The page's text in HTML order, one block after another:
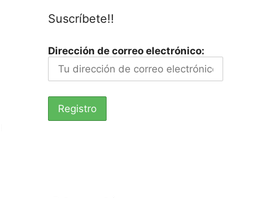
Suscríbete!!
Dirección de correo electrónico: